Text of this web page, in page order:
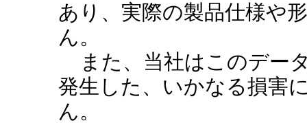
あり、実際の製品仕様や
ん。
また、当社はこのデー
発生した、いかなる損害
ん。